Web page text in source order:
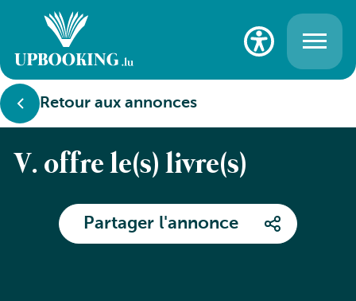
Retour aux annonces
V. offre le(s) livre(s)
Partager l'annonce